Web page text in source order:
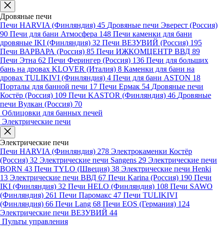
Дровяные печи
Печи HARVIA (Финляндия) 45 Дровяные печи Эверест (Россия)
90 Печи для бани Атмосфера 148 Печи каменки для бани
дровяные IKI (Финляндия) 32 Печи ВЕЗУВИЙ (Россия) 195
Печи ВАРВАРА (Россия) 85 Печи ИЖКОМЦЕНТР ВВД 89
Печи Этна 62 Печи Ферингер (Россия) 136 Печи для больших
бань на дровах KLOVER (Италия) 8 Каменки для бани на
дровах TULIKIVI (Финляндия) 4 Печи для бани ASTON 18
Порталы для банной печи 17 Печи Ермак 54 Дровяные печи
Костёр (Россия) 109 Печи KASTOR (Финляндия) 46 Дровяные
печи Вулкан (Россия) 70
Облицовки для банных печей
Электрические печи
Электрические печи
Печи HARVIA (Финляндия) 278 Электрокаменки Костёр
(Россия) 32 Электрические печи Sangens 29 Электрические печи
BORN 43 Печи TYLO (Швеция) 38 Электрические печи Henki
13 Электрические печи ВВД 67 Печи Karina (Россия) 190 Печи
IKI (Финляндия) 32 Печи HELO (Финляндия) 108 Печи SAWO
(Финляндия) 261 Печи Паромакс 47 Печи TULIKIVI
(Финляндия) 66 Печи Lang 68 Печи EOS (Германия) 124
Электрические печи ВЕЗУВИЙ 44
Пульты управления